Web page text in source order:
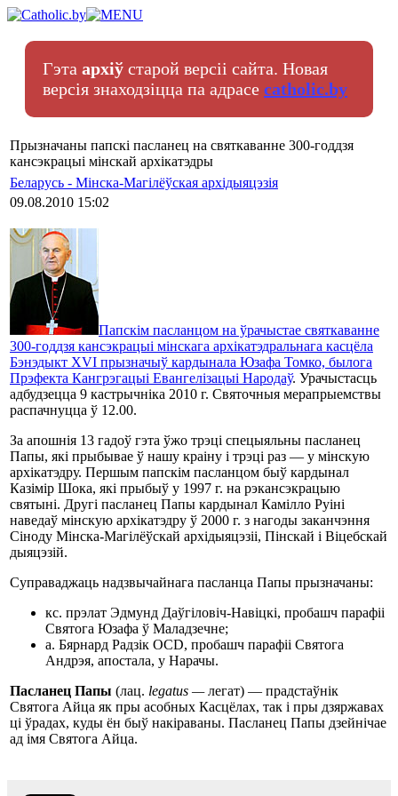
Гэта архіў старой версіі сайта. Новая
версія знаходзіцца па адрасе catholic.by
Прызначаны папскі пасланец на святкаванне 300-годдзя
кансэкрацыі мінскай архікатэдры
Беларусь - Мінска-Магілёўская архідыяцэзія
09.08.2010 15:02
Папскім пасланцом на ўрачыстае святкаванне
300-годдзя кансэкрацыі мінскага архікатэдральнага касцёла
Бэнэдыкт XVI прызначыў кардынала Юзафа Томко, былога
Прэфекта Кангрэгацыі Евангелізацыі Народаў. Урачыстасць
адбудзецца 9 кастрычніка 2010 г. Святочныя мерапрыемствы
распачнуцца ў 12.00.
За апошнія 13 гадоў гэта ўжо трэці спецыяльны пасланец
Папы, які прыбывае ў нашу краіну і трэці раз — у мінскую
архікатэдру. Першым папскім пасланцом быў кардынал
Казімір Шока, які прыбыў у 1997 г. на рэкансэкрацыю
святыні. Другі пасланец Папы кардынал Камілло Руіні
наведаў мінскую архікатэдру ў 2000 г. з нагоды заканчэння
Сіноду Мінска-Магілёўскай архідыяцэзіі, Пінскай і Віцебскай
дыяцэзій.
Суправаджаць надзвычайнага пасланца Папы прызначаны:
кс. прэлат Эдмунд Даўгіловіч-Навіцкі, пробашч парафіі
Святога Юзафа ў Маладзечне;
а. Бярнард Радзік OCD, пробашч парафіі Святога
Андрэя, апостала, у Нарачы.
Пасланец Папы (лац. legatus —легат) — прадстаўнік
Святога Айца як пры асобных Касцёлах, так і пры дзяржавах
ці ўрадах, куды ён быў накіраваны. Пасланец Папы дзейнічае
ад імя Святога Айца.